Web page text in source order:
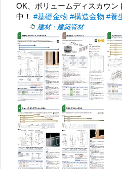
OK、ボリュームディスカウン
中！#基礎金物 #構造金物 #養
建材・建築資材